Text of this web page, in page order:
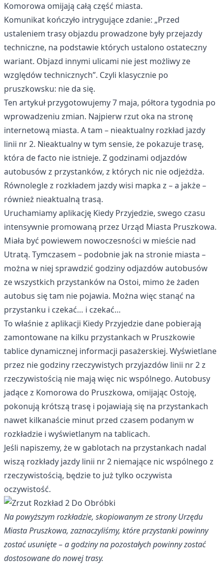
Komorowa omijają całą część miasta.
Komunikat kończyło intrygujące zdanie: „Przed
ustaleniem trasy objazdu prowadzone były przejazdy
techniczne, na podstawie których ustalono ostateczny
wariant. Objazd innymi ulicami nie jest możliwy ze
względów technicznych”. Czyli klasycznie po
pruszkowsku: nie da się.
Ten artykuł przygotowujemy 7 maja, półtora tygodnia po
wprowadzeniu zmian. Najpierw rzut oka na stronę
internetową miasta. A tam – nieaktualny rozkład jazdy
linii nr 2. Nieaktualny w tym sensie, że pokazuje trasę,
która de facto nie istnieje. Z godzinami odjazdów
autobusów z przystanków, z których nic nie odjeżdża.
Równolegle z rozkładem jazdy wisi mapka z – a jakże –
również nieaktualną trasą.
Uruchamiamy aplikację Kiedy Przyjedzie, swego czasu
intensywnie promowaną przez Urząd Miasta Pruszkowa.
Miała być powiewem nowoczesności w mieście nad
Utratą. Tymczasem – podobnie jak na stronie miasta –
można w niej sprawdzić godziny odjazdów autobusów
ze wszystkich przystanków na Ostoi, mimo że żaden
autobus się tam nie pojawia. Można więc stanąć na
przystanku i czekać… i czekać…
To właśnie z aplikacji Kiedy Przyjedzie dane pobierają
zamontowane na kilku przystankach w Pruszkowie
tablice dynamicznej informacji pasażerskiej. Wyświetlane
przez nie godziny rzeczywistych przyjazdów linii nr 2 z
rzeczywistością nie mają więc nic wspólnego. Autobusy
jadące z Komorowa do Pruszkowa, omijając Ostoję,
pokonują krótszą trasę i pojawiają się na przystankach
nawet kilkanaście minut przed czasem podanym w
rozkładzie i wyświetlanym na tablicach.
Jeśli napiszemy, że w gablotach na przystankach nadal
wiszą rozkłady jazdy linii nr 2 niemające nic wspólnego z
rzeczywistością, będzie to już tylko oczywista
oczywistość.
Na powyższym rozkładzie, skopiowanym ze strony Urzędu
Miasta Pruszkowa, zaznaczyliśmy, które przystanki powinny
zostać usunięte – a godziny na pozostałych powinny zostać
dostosowane do nowej trasy.